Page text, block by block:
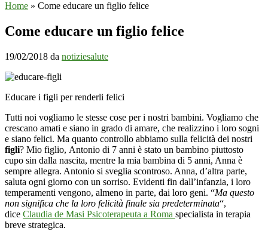
Home » Come educare un figlio felice
Come educare un figlio felice
19/02/2018 da notiziesalute
Educare i figli per renderli felici
Tutti noi vogliamo le stesse cose per i nostri bambini. Vogliamo che
crescano amati e siano in grado di amare, che realizzino i loro sogni
e siano felici. Ma quanto controllo abbiamo sulla felicità dei nostri
figli? Mio figlio, Antonio di 7 anni è stato un bambino piuttosto
cupo sin dalla nascita, mentre la mia bambina di 5 anni, Anna è
sempre allegra. Antonio si sveglia scontroso. Anna, d’altra parte,
saluta ogni giorno con un sorriso. Evidenti fin dall’infanzia, i loro
temperamenti vengono, almeno in parte, dai loro geni. “Ma questo
non significa che la loro felicità finale sia predeterminata“,
dice Claudia de Masi Psicoterapeuta a Roma specialista in terapia
breve strategica.